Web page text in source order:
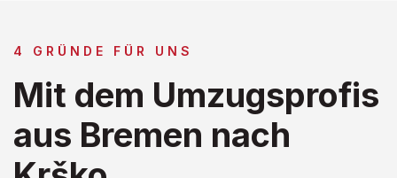
4 GRÜNDE FÜR UNS
Mit dem Umzugsprofis
aus Bremen nach